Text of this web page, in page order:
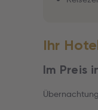
Ihr
Im Preis